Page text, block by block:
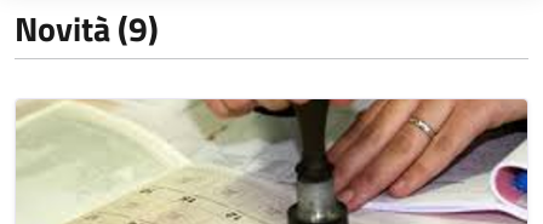
Novità (9)